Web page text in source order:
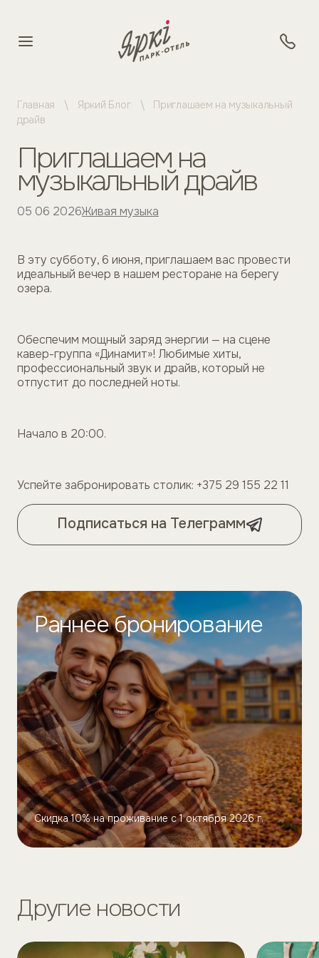
Главная Яркий Блог
Приглашаем на музыкальный
драйв
Приглашаем на
музыкальный драйв
05 06 2026Живая музыка
В эту субботу, 6 июня, приглашаем вас провести
идеальный вечер в нашем ресторане на берегу
озера.
Обеспечим мощный заряд энергии — на сцене
кавер-группа «Динамит»! Любимые хиты,
профессиональный звук и драйв, который не
отпустит до последней ноты.
Начало в 20:00.
Успейте забронировать столик: +375 29 155 22 11
Подписаться на Телеграмм
Раннее бронирование
Скидка 10% на проживание с 1 октября 2026 г.
Другие новости